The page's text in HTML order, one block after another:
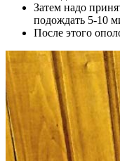
Затем надо
подождать 5-10
После этого